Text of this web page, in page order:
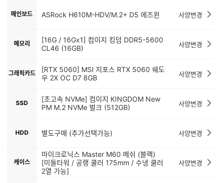
메인보드 ASRock H610M-HDV/M.2+ D5 에즈윈 사양변경
메모리
[16G / 16Gx1] 컴이지 킹덤 DDR5-5600
CL46 (16GB)
사양변경
그래픽카드
[RTX 5060] MSI 지포스 RTX 5060 쉐도
우 2X OC D7 8GB
사양변경
SSD
[초고속 NVMe] 컴이지 KINGDOM New
PM M.2 NVMe 벌크 (512GB)
사양변경
HDD 별도구매 (추가선택가능) 사양변경
케이스
마이크로닉스 Master M60 메쉬 (블랙)
[미들타워 / 공랭 쿨러 175mm / 수냉 쿨러
2열 가능]
사양변경